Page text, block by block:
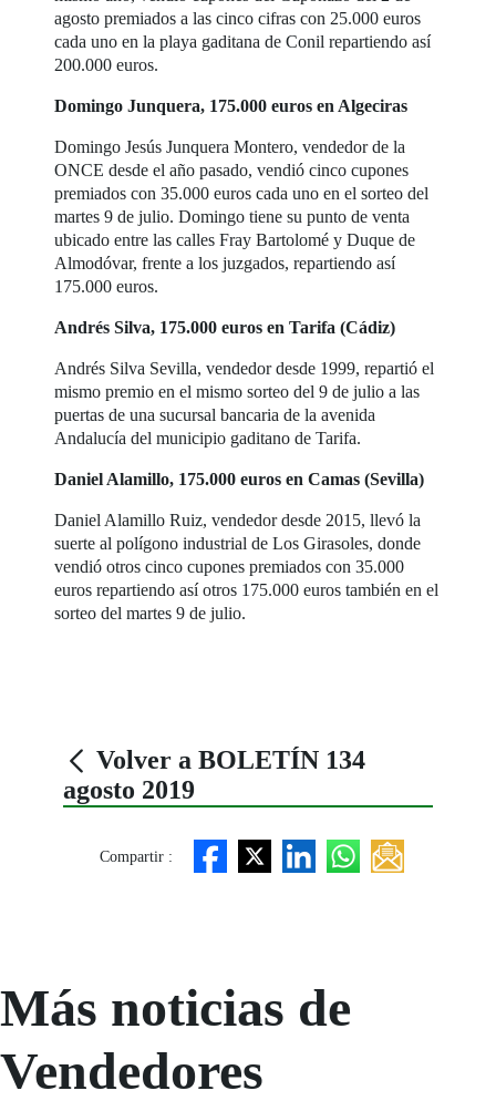
agosto premiados a las cinco cifras con 25.000 euros
cada uno en la playa gaditana de Conil repartiendo así
200.000 euros.
Domingo Junquera, 175.000 euros en Algeciras
Domingo Jesús Junquera Montero, vendedor de la
ONCE desde el año pasado, vendió cinco cupones
premiados con 35.000 euros cada uno en el sorteo del
martes 9 de julio. Domingo tiene su punto de venta
ubicado entre las calles Fray Bartolomé y Duque de
Almodóvar, frente a los juzgados, repartiendo así
175.000 euros.
Andrés Silva, 175.000 euros en Tarifa (Cádiz)
Andrés Silva Sevilla, vendedor desde 1999, repartió el
mismo premio en el mismo sorteo del 9 de julio a las
puertas de una sucursal bancaria de la avenida
Andalucía del municipio gaditano de Tarifa.
Daniel Alamillo, 175.000 euros en Camas (Sevilla)
Daniel Alamillo Ruiz, vendedor desde 2015, llevó la
suerte al polígono industrial de Los Girasoles, donde
vendió otros cinco cupones premiados con 35.000
euros repartiendo así otros 175.000 euros también en el
sorteo del martes 9 de julio.
Volver a BOLETÍN 134
agosto 2019
Compartir :
Más noticias de
Vendedores